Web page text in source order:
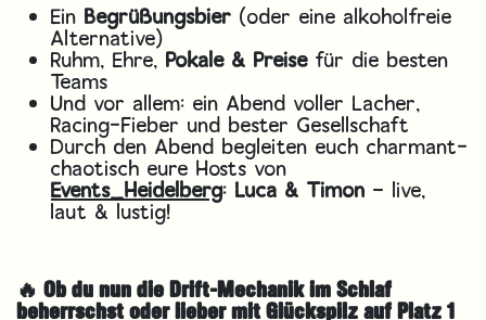
Ein Begrüßungsbier (oder eine alkoholfreie
Alternative)
Ruhm, Ehre, Pokale & Preise für die besten
Teams
Und vor allem: ein Abend voller Lacher,
Racing-Fieber und bester Gesellschaft
Durch den Abend begleiten euch charmant-
chaotisch eure Hosts von
Events_Heidelberg: Luca & Timon – live,
laut & lustig!
🔥 Ob du nun die Drift-Mechanik im Schlaf
beherrschst oder lieber mit Glückspilz auf Platz 1